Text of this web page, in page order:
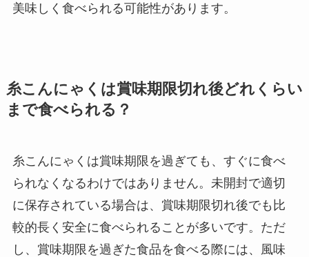
美味しく食べられる可能性があります。
糸こんにゃくは賞味期限切れ後どれくらい
まで食べられる？
糸こんにゃくは賞味期限を過ぎても、すぐに食べ
られなくなるわけではありません。未開封で適切
に保存されている場合は、賞味期限切れ後でも比
較的長く安全に食べられることが多いです。ただ
し、賞味期限を過ぎた食品を食べる際には、風味